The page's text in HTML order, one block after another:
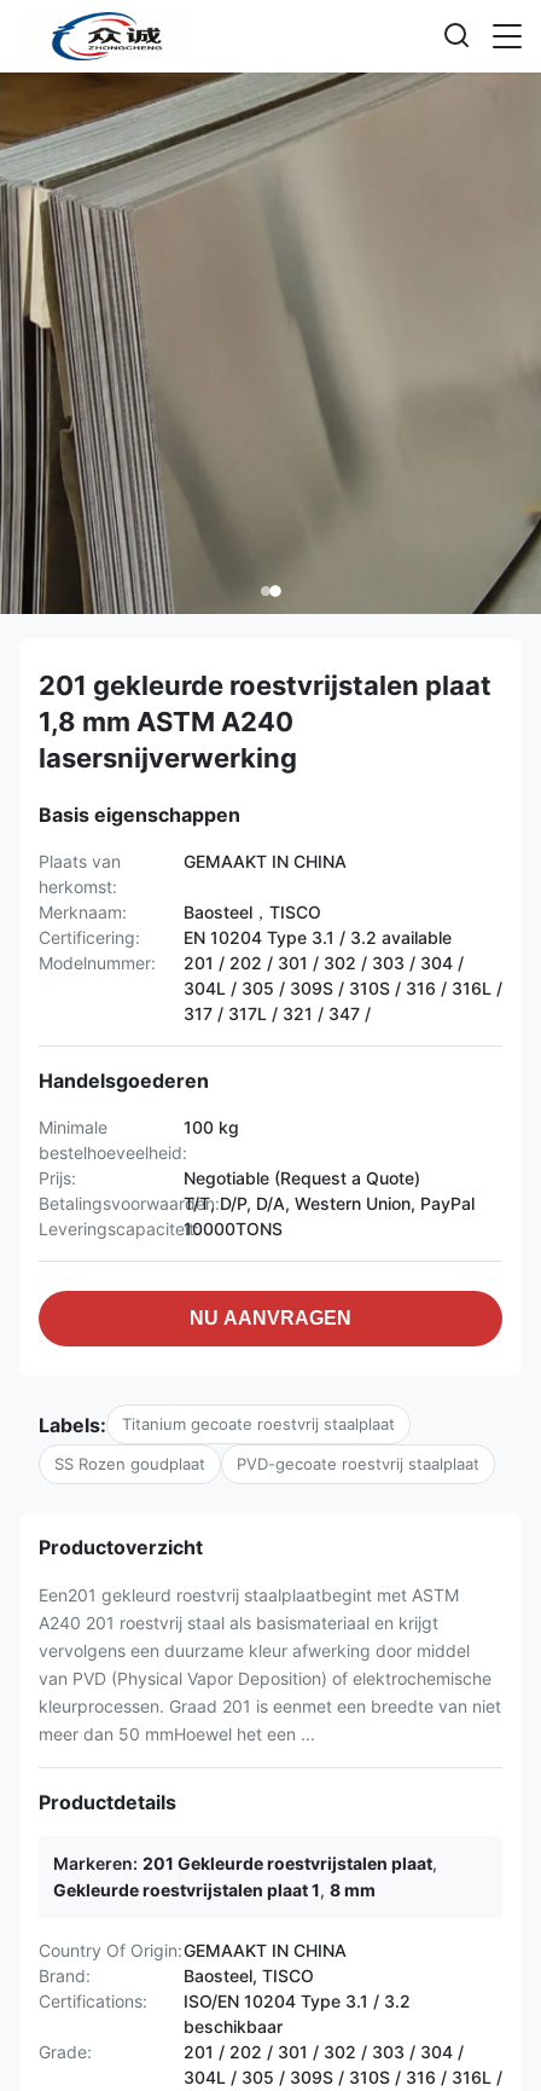
201 gekleurde roestvrijstalen plaat
1,8 mm ASTM A240
lasersnijverwerking
Basis eigenschappen
Plaats van
herkomst:
GEMAAKT IN CHINA
Merknaam:
Baosteel，TISCO
Certificering:
EN 10204 Type 3.1 / 3.2 available
Modelnummer:
201 / 202 / 301 / 302 / 303 / 304 /
304L / 305 / 309S / 310S / 316 / 316L /
317 / 317L / 321 / 347 /
Handelsgoederen
Minimale
bestelhoeveelheid:
100 kg
Prijs:
Negotiable (Request a Quote)
Betalingsvoorwaarden:T/T, D/P, D/A, Western Union, PayPal
Leveringscapaciteit:10000TONS
NU AANVRAGEN
Labels: Titanium gecoate roestvrij staalplaat
SS Rozen goudplaat PVD-gecoate roestvrij staalplaat
Productoverzicht
Een201 gekleurd roestvrij staalplaatbegint met ASTM
A240 201 roestvrij staal als basismateriaal en krijgt
vervolgens een duurzame kleur afwerking door middel
van PVD (Physical Vapor Deposition) of elektrochemische
kleurprocessen. Graad 201 is eenmet een breedte van niet
meer dan 50 mmHoewel het een ...
Productdetails
Markeren: 201 Gekleurde roestvrijstalen plaat,
Gekleurde roestvrijstalen plaat 1, 8 mm
Country Of Origin:GEMAAKT IN CHINA
Brand:
Baosteel, TISCO
Certifications:
ISO/EN 10204 Type 3.1 / 3.2
beschikbaar
Grade:
201 / 202 / 301 / 302 / 303 / 304 /
304L / 305 / 309S / 310S / 316 / 316L /